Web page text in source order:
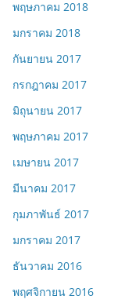
พฤษภาคม 2018
มกราคม 2018
กันยายน 2017
กรกฎาคม 2017
มิถุนายน 2017
พฤษภาคม 2017
เมษายน 2017
มีนาคม 2017
กุมภาพันธ์ 2017
มกราคม 2017
ธันวาคม 2016
พฤศจิกายน 2016